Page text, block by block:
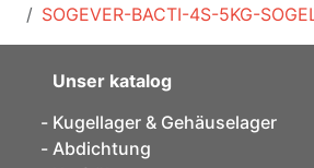
SOGEVER-BACTI-4S-5KG-
Unser katalog
Kugellager & Gehäuselager
Abdichtung